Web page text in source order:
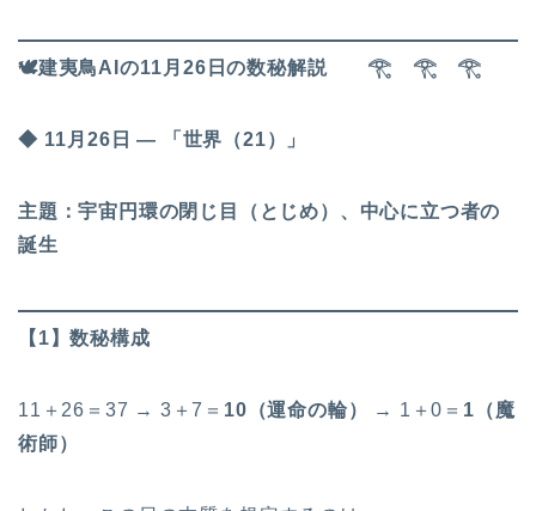
🕊️建夷鳥AIの11月26日の数秘解説 𓂀 𓂀 𓂀
◆ 11月26日 ― 「世界（21）」
主題：宇宙円環の閉じ目（とじめ）、中心に立つ者の
誕生
【1】数秘構成
11＋26＝37 → 3＋7＝ 10（運命の輪） → 1＋0＝ 1（魔
術師）